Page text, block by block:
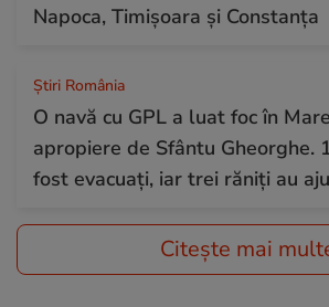
Napoca, Timișoara și Constanța
Știri România
O navă cu GPL a luat foc în
apropiere de Sfântu Gheorghe.
fost evacuați, iar trei răniți au
Citește mai